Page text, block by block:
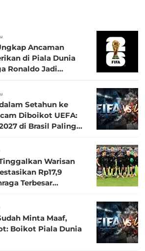
Ancaman
di Piala Dunia
Ronaldo Jadi
Setahun ke
Diboikot UEFA:
di Brasil Paling
Warisan
Rp17,9
Terbesar
Minta Maaf,
Boikot Piala Dunia